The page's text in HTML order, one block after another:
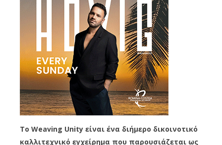
Το Weaving Unity είναι ένα διήμερο δικοινοτικό
καλλιτεχνικό εγχείρημα που παρουσιάζεται ως